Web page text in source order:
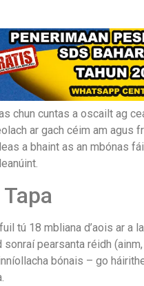
chun cuntas a oscailt ag
ar gach céim am agus
a bhaint as an mbónas
tú 18 mbliana d’aois ar a
sonraí pearsanta réidh
bónais – go